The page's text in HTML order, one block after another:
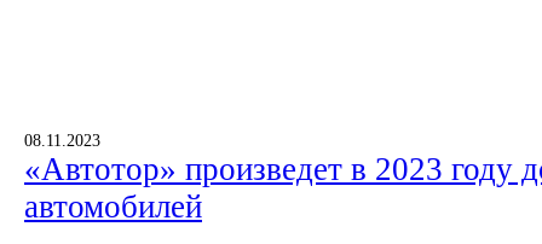
08.11.2023
«Автотор» произведет в 2023 году
автомобилей